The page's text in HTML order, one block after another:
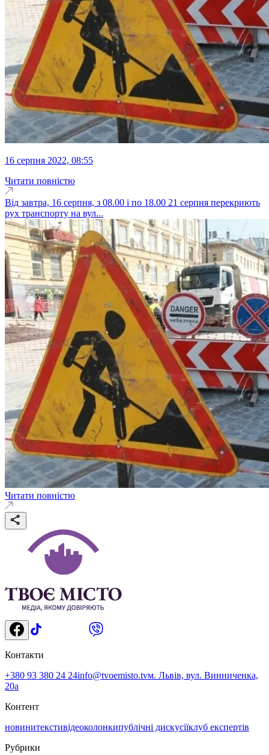
16 серпня 2022, 08:55
Читати повністю
Від завтра, 16 серпня, з 08.00 і по 18.00 21 серпня перекриють
рух транспорту на вул...
Читати повністю
Контакти
+380 93 380 24 24info@tvoemisto.tvм. Львів, вул. Винниченка,
20а
Контент
новинитекстивідеоколонкипублічні дискусіїклуб експертів
Рубрики